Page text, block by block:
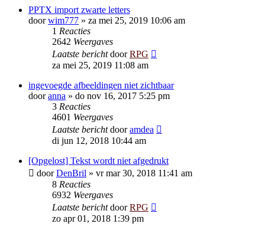
PPTX import zwarte letters
doorwim777 » za mei 25, 2019 10:06 am
1 Reacties
2642 Weergaves
Laatste berichtdoorRPG
za mei 25, 2019 11:08 am
ingevoegde afbeeldingen niet zichtbaar
dooranna » do nov 16, 2017 5:25 pm
3 Reacties
4601 Weergaves
Laatste berichtdooramdea
di jun 12, 2018 10:44 am
[Opgelost] Tekst wordt niet afgedrukt
doorDenBril » vr mar 30, 2018 11:41 am
8 Reacties
6932 Weergaves
Laatste berichtdoorRPG
zo apr 01, 2018 1:39 pm